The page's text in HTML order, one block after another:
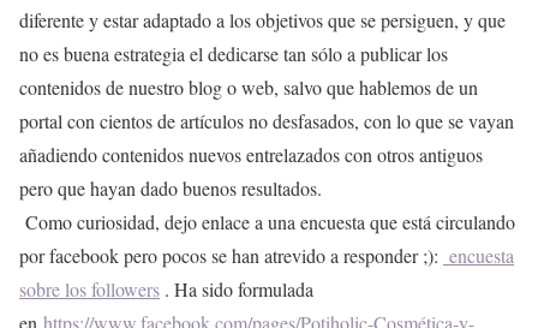
diferente y estar adaptado a los objetivos que se persiguen, y que
no es buena estrategia el dedicarse tan sólo a publicar los
contenidos de nuestro blog o web, salvo que hablemos de un
portal con cientos de artículos no desfasados, con lo que se vayan
añadiendo contenidos nuevos entrelazados con otros antiguos
pero que hayan dado buenos resultados.
Como curiosidad, dejo enlace a una encuesta que está circulando
por facebook pero pocos se han atrevido a responder ;): encuesta
sobre los followers . Ha sido formulada
en https://www.facebook.com/pages/Potiholic-Cosmética-y-